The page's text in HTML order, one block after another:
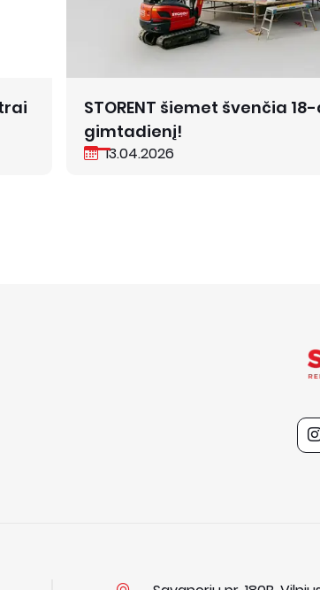
STORENT šiemet švenčia
gimtadienį!
13.04.2026